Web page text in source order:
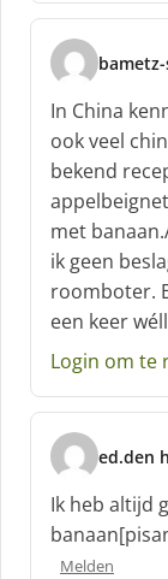
f
s
c
h
r
e
e
f
:
In China
ook veel
bekend
met
ik geen
roomboter.
een keer
Login om te
ed.den
s
c
h
r
Ik heb altijd
Melden